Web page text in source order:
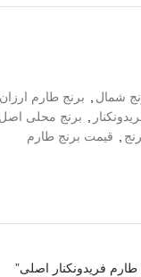
شمال برنج طارم ارزان
برنج محلی اصل
قیمت برنج طارم
فریدونکنار اصلی”